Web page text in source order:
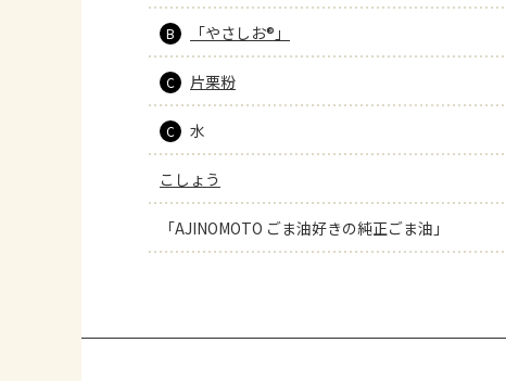
B 「やさしお®」
C 片栗粉
C 水
こしょう
「AJINOMOTO ごま油好きの純正ごま油」